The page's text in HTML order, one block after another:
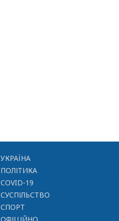
УКРАЇНА
ПОЛІТИКА
COVID-19
СУСПІЛЬСТВО
СПОРТ
ОФІЦІЙНО